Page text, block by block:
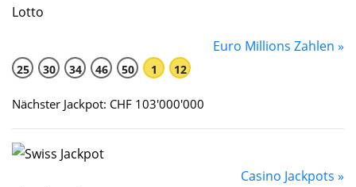
Euro Millions Zahlen »
25 30 34 46 50 1 12
Nächster Jackpot: CHF 103'000'000
Casino Jackpots »